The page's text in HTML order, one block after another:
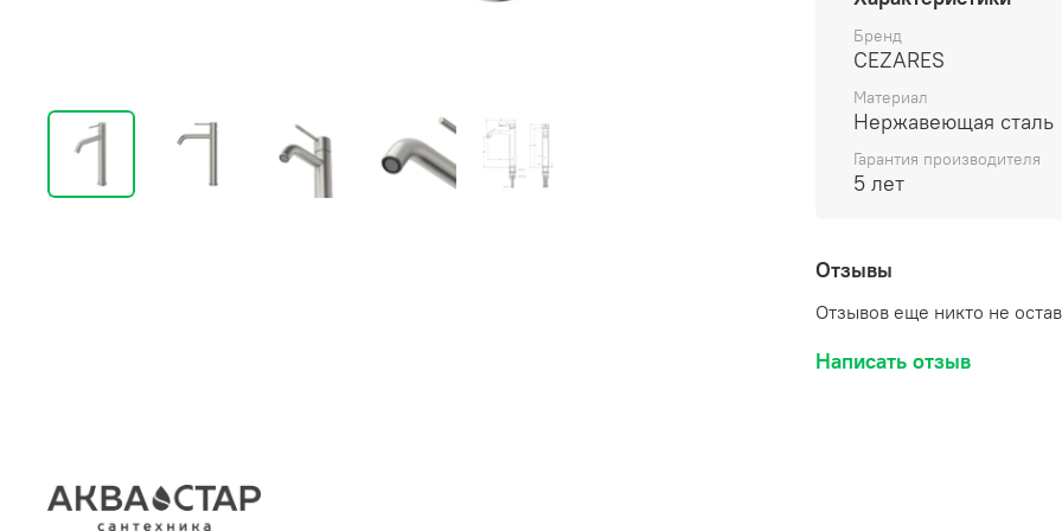
подводка 1/2
смесителя, делая его
Сатиновый цвет
который гармонично
смеситель не только
эксплуатации. Выбирая
вы получаете
Бренд
CEZARES
Материал
Нержавеющая сталь
Гарантия производителя
5 лет
Отзывы
Отзывов еще никто не
Написать отзыв